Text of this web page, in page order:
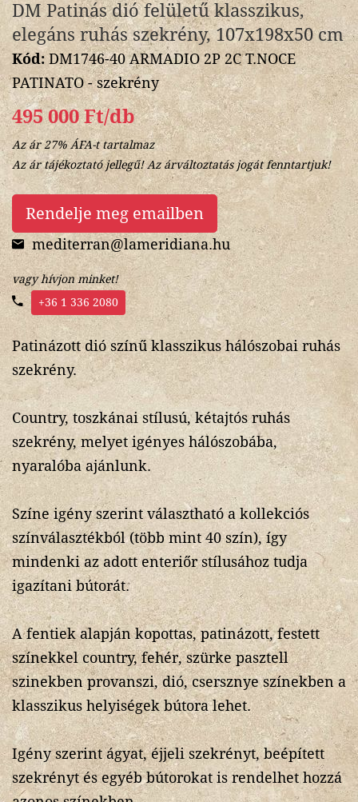
DM Patinás dió felületű klasszikus,
elegáns ruhás szekrény, 107x198x50 cm
Kód:DM1746-40 ARMADIO 2P 2C T.NOCE
PATINATO - szekrény
495 000 Ft/db
Az ár 27% ÁFA-t tartalmaz
Az ár tájékoztató jellegű! Az árváltoztatás jogát fenntartjuk!
Rendelje meg emailben
mediterran@lameridiana.hu
vagy hívjon minket!
+36 1 336 2080
Patinázott dió színű klasszikus hálószobai ruhás
szekrény.
Country, toszkánai stílusú, kétajtós ruhás
szekrény, melyet igényes hálószobába,
nyaralóba ajánlunk.
Színe igény szerint választható a kollekciós
színválasztékból (több mint 40 szín), így
mindenki az adott enteriőr stílusához tudja
igazítani bútorát.
A fentiek alapján kopottas, patinázott, festett
színekkel country, fehér, szürke pasztell
szinekben provanszi, dió, csersznye színekben a
klasszikus helyiségek bútora lehet.
Igény szerint ágyat, éjjeli szekrényt, beépített
szekrényt és egyéb bútorokat is rendelhet hozzá